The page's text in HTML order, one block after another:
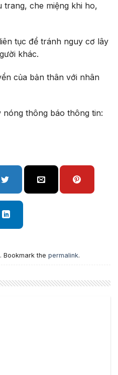
trang, che miệng khi ho,
tục để tránh nguy cơ lây
khác.
của bản thân với nhân
nóng thông báo thông tin:
. Bookmark the permalink.